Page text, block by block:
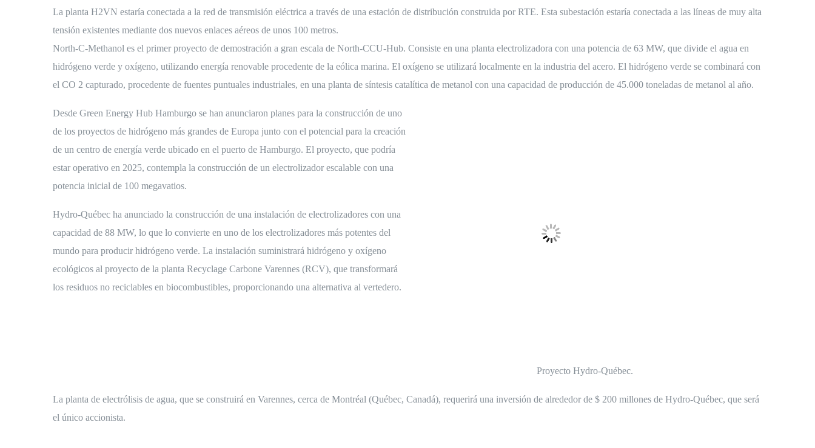
La planta H2VN estaría conectada a la red de transmisión eléctrica a través de una estación de distribución construida por RTE. Esta subestación estaría conectada a las líneas de muy alta
tensión existentes mediante dos nuevos enlaces aéreos de unos 100 metros.
North-C-Methanol es el primer proyecto de demostración a gran escala de North-CCU-Hub. Consiste en una planta electrolizadora con una potencia de 63 MW, que divide el agua en
hidrógeno verde y oxígeno, utilizando energía renovable procedente de la eólica marina. El oxígeno se utilizará localmente en la industria del acero. El hidrógeno verde se combinará con
el CO 2 capturado, procedente de fuentes puntuales industriales, en una planta de síntesis catalítica de metanol con una capacidad de producción de 45.000 toneladas de metanol al año.
Desde Green Energy Hub Hamburgo se han anunciaron planes para la construcción de uno
de los proyectos de hidrógeno más grandes de Europa junto con el potencial para la creación
de un centro de energía verde ubicado en el puerto de Hamburgo. El proyecto, que podría
estar operativo en 2025, contempla la construcción de un electrolizador escalable con una
potencia inicial de 100 megavatios.
Hydro-Québec ha anunciado la construcción de una instalación de electrolizadores con una
capacidad de 88 MW, lo que lo convierte en uno de los electrolizadores más potentes del
mundo para producir hidrógeno verde. La instalación suministrará hidrógeno y oxígeno
ecológicos al proyecto de la planta Recyclage Carbone Varennes (RCV), que transformará
los residuos no reciclables en biocombustibles, proporcionando una alternativa al vertedero.
Proyecto Hydro-Québec.
La planta de electrólisis de agua, que se construirá en Varennes, cerca de Montréal (Québec, Canadá), requerirá una inversión de alrededor de $ 200 millones de Hydro-Québec, que será
el único accionista.